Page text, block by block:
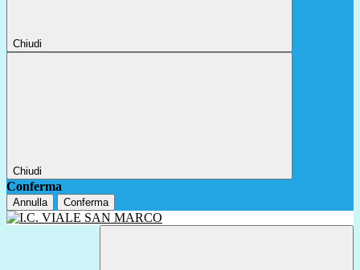
Chiudi
Chiudi
Conferma
Annulla Conferma